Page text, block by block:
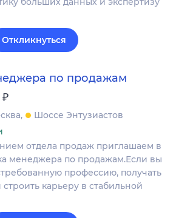
Откликнуться
по продажам
₽
Шоссе Энтузиастов
отдела продаж приглашаем в
менеджера по продажам.Если вы
профессию, получать
карьеру в стабильной